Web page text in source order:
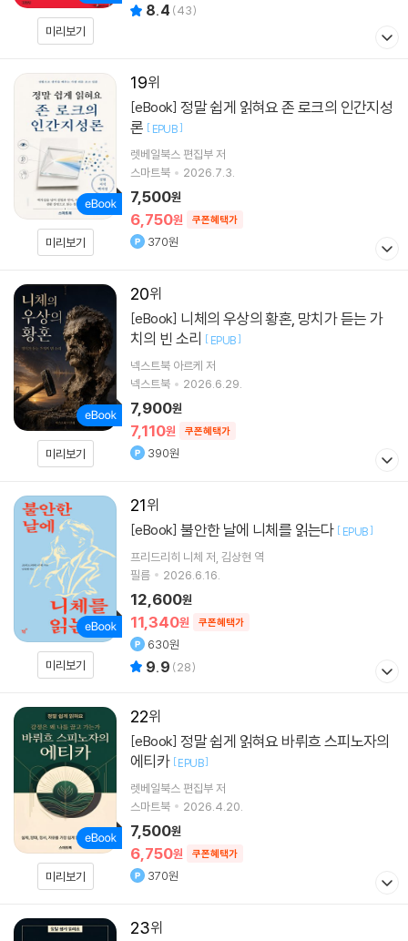
미리보기
8.4 (43)
19
미리보기
[eBook] 정말 쉽게 읽혀요 존 로크의 인간지성
론 [ EPUB]
렛베일북스 편집부 저
스마트북
2026.7.3.
6,750원 쿠폰혜택가
7,500원
370원
20
미리보기
[eBook]
치의 빈 소리 [ EPUB]
넥스트북 아르케 저
넥스트북
2026.6.29.
7,110원 쿠폰혜택가
7,900원
390원
21
미리보기
[eBook] 불안한 날에 니체를 읽는다 [ EPUB]
프리드리히 니체 저 김상현 역
필름
2026.6.16.
11,340원 쿠폰혜택가
12,600원
630원
9.9 (28)
22
미리보기
[eBook] 정말 쉽게 읽혀요 바뤼흐 스피노자의
에티카 [EPUB]
렛베일북스 편집부 저
스마트북
2026.4.20.
6,750원 쿠폰혜택가
7,500원
370원
23